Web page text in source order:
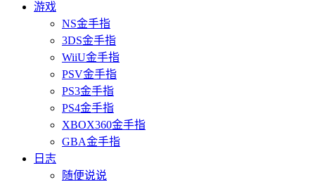
游戏
NS金手指
3DS金手指
WiiU金手指
PSV金手指
PS3金手指
PS4金手指
XBOX360金手指
GBA金手指
日志
随便说说